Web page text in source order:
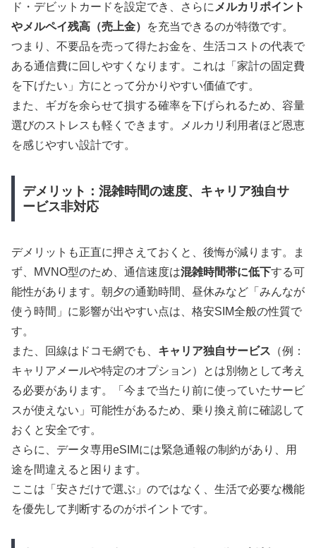
ド・デビットカードを設定でき、さらに メルカリポイント
やメルペイ残高（売上金）
を充当できるのが特徴です。
つまり、不要品を売って得たお金を、生活コストの代表で
ある通信費に回しやすくなります。これは「家計の固定費
を下げたい」方にとって分かりやすい価値です。
また、ギガを余らせて損する確率を下げられるため、容量
選びのストレスも軽くできます。メルカリ利用者ほど恩恵
を感じやすい設計です。
デメリット：混雑時間の速度、キャリア独自サ
ービス非対応
デメリットも正直に押さえておくと、後悔が減ります。ま
ず、MVNO型のため、通信速度は混雑時間帯に低下する可
能性があります。朝夕の通勤時間、昼休みなど「みんなが
使う時間」に影響が出やすい点は、格安SIM全般の性質で
す。
また、回線はドコモ網でも、 キャリア独自サービス （例：
キャリアメールや特定のオプション）とは別物として考え
る必要があります。「今まで当たり前に使っていたサービ
スが使えない」可能性があるため、乗り換え前に確認して
おくと安全です。
さらに、データ専用eSIMには緊急通報の制約があり、用
途を間違えると困ります。
ここは「安さだけで選ぶ」のではなく、生活で必要な機能
を優先して判断するのがポイントです。